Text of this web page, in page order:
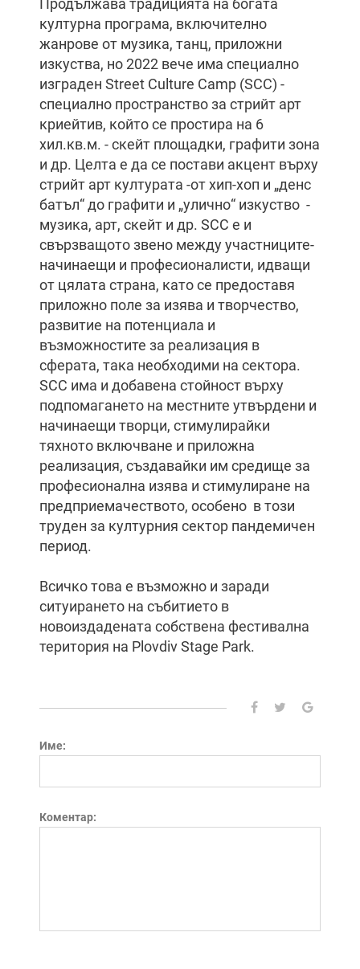
Продължава традицията на богата
културна програма, включително
жанрове от музика, танц, приложни
изкуства, но 2022 вече има специално
изграден Street Culture Camp (SCC) -
специално пространство за стрийт арт
криейтив, който се простира на 6
хил.кв.м. - скейт площадки, графити зона
и др. Целта е да се постави акцент върху
стрийт арт културата -от хип-хоп и „денс
батъл“ до графити и „улично“ изкуство -
музика, арт, скейт и др. SCC е и
свързващото звено между участниците-
начинаещи и професионалисти, идващи
от цялата страна, като се предоставя
приложно поле за изява и творчество,
развитие на потенциала и
възможностите за реализация в
сферата, така необходими на сектора.
SCC има и добавена стойност върху
подпомагането на местните утвърдени и
начинаещи творци, стимулирайки
тяхното включване и приложна
реализация, създавайки им средище за
професионална изява и стимулиране на
предприемачеството, особено в този
труден за културния сектор пандемичен
период.
Всичко това е възможно и заради
ситуирането на събитието в
новоиздадената собствена фестивална
територия на Plovdiv Stage Park.
Име:
Коментар: